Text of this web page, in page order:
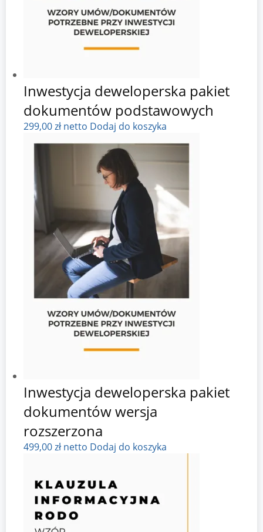
Inwestycja deweloperska pakiet
dokumentów podstawowych
299,00zł netto Dodaj do koszyka
Inwestycja deweloperska pakiet
dokumentów wersja
rozszerzona
499,00zł netto Dodaj do koszyka